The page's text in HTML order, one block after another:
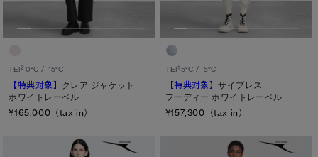
TEI2 0°C / -15°C
【特典対象】 クレア ジャケット
ホワイトレーベル
¥165,000（tax in）
TEI15°C / -5°C
【特典対象】サイプレス
フーディー ホワイトレーベル
¥157,300（tax in）